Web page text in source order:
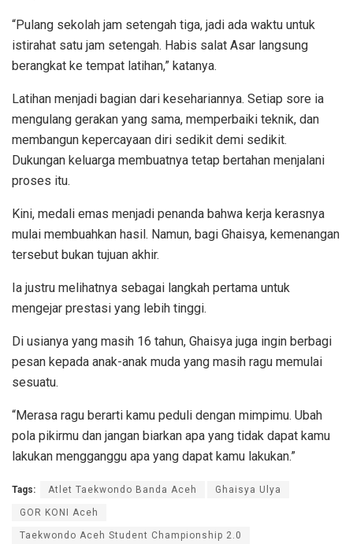
“Pulang sekolah jam setengah tiga, jadi ada waktu untuk
istirahat satu jam setengah. Habis salat Asar langsung
berangkat ke tempat latihan,” katanya.
Latihan menjadi bagian dari kesehariannya. Setiap sore ia
mengulang gerakan yang sama, memperbaiki teknik, dan
membangun kepercayaan diri sedikit demi sedikit.
Dukungan keluarga membuatnya tetap bertahan menjalani
proses itu.
Kini, medali emas menjadi penanda bahwa kerja kerasnya
mulai membuahkan hasil. Namun, bagi Ghaisya, kemenangan
tersebut bukan tujuan akhir.
Ia justru melihatnya sebagai langkah pertama untuk
mengejar prestasi yang lebih tinggi.
Di usianya yang masih 16 tahun, Ghaisya juga ingin berbagi
pesan kepada anak-anak muda yang masih ragu memulai
sesuatu.
“Merasa ragu berarti kamu peduli dengan mimpimu. Ubah
pola pikirmu dan jangan biarkan apa yang tidak dapat kamu
lakukan mengganggu apa yang dapat kamu lakukan.”
Tags: Atlet Taekwondo Banda Aceh Ghaisya Ulya
GOR KONI Aceh
Taekwondo Aceh Student Championship 2.0